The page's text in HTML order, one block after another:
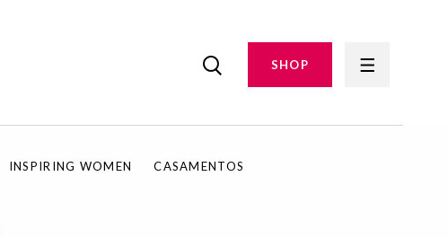
SHOP
INSPIRING WOMEN CASAMENTOS